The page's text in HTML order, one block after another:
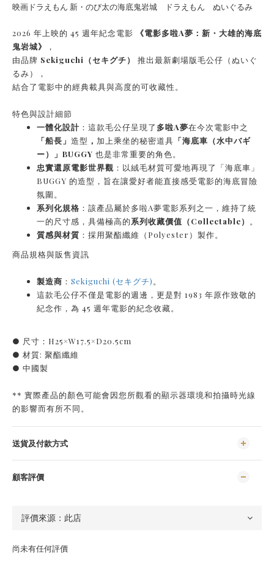
映画ドラえもん 新・のび太の海底鬼岩城 ドラえもん ぬいぐるみ
2026 年上映的 45 週年紀念電影
《電影多啦A夢：新・大雄的海底
鬼岩城》
，
由品牌 Sekiguchi（セキグチ）
推出最新劇場版毛公仔（ぬいぐ
るみ），
結合了電影中的經典載具與高度的可收藏性。
特色與設計細節
一體化設計 ：這款毛公仔呈現了 多啦A夢在今次電影中之
「船長」 造型 ， 加上乘坐的秘密道具 「海底車 （水中バギ
ー）」BUGGY 也是非常重要的角色。
忠實還原電影世界觀 ：以絨毛材質可愛地再現了「海底車」
BUGGY 的造型，旨在讓愛好者能直接感受電影的海底冒險
氛圍。
系列化規格 ：該產品屬於多啦A夢電影系列之一，維持了統
一的尺寸感，具備極高的系列收藏價值（Collectable）
。
質感與材質 ：採用聚酯纖維（Polyester）製作。
商品規格與販售資訊
製造商 ： Sekiguchi (セキグチ) 。
這款毛公仔不僅是電影的週邊，更是對 1983 年原作致敬的
紀念作，為 45 週年電影的紀念收藏。
● 尺寸：H25×W17.5×D20.5cm
● 材質: 聚酯纖維
● 中國製
** 實際產品的顏色可能會因您所觀看的顯示器環境和拍攝時光線
的影響而有所不同。
送貨及付款方式
顧客評價
尚未有任何評價